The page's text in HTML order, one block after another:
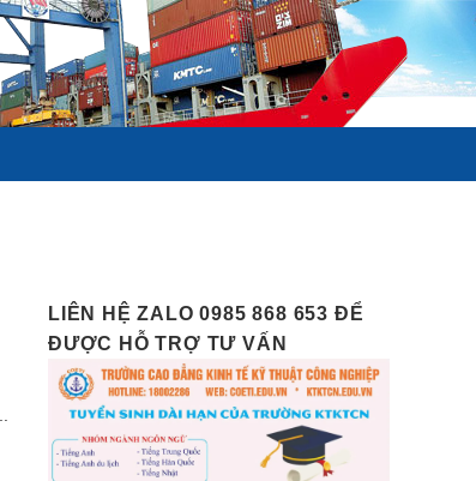
LIÊN HỆ ZALO 0985 868 653 ĐỂ
ĐƯỢC HỖ TRỢ TƯ VẤN